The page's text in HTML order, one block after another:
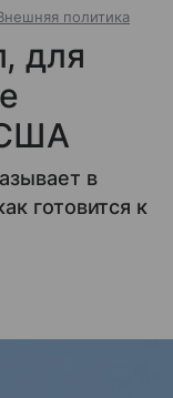
политика
для
в
готовится к